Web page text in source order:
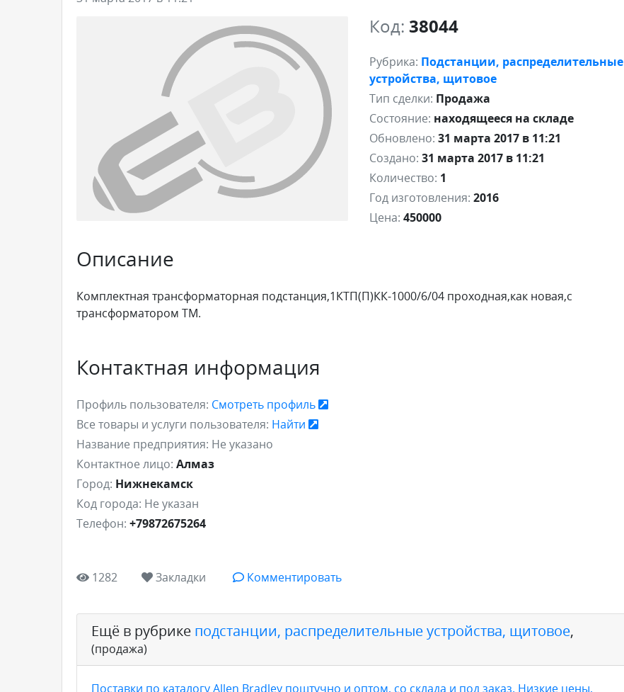
Код: 38044
Рубрика: Подстанции, распределительные
устройства, щитовое
Тип сделки: Продажа
Состояние: находящееся на складе
Обновлено: 31 марта 2017 в 11:21
Создано: 31 марта 2017 в 11:21
Количество: 1
Год изготовления: 2016
Цена: 450000
Описание
Комплектная трансформаторная подстанция,1КТП(П)КК-1000/6/04 проходная,как новая,с
трансформатором ТМ.
Контактная информация
Профиль пользователя: Смотреть профиль
Все товары и услуги пользователя: Найти
Название предприятия: Не указано
Контактное лицо: Алмаз
Город: Нижнекамск
Код города: Не указан
Телефон: +79872675264
1282 Закладки Комментировать
Ещё в рубрике подстанции, распределительные устройства, щитовое,
(продажа)
Поставки по каталогу Allen Bradley поштучно и оптом, со склада и под заказ. Низкие цены,